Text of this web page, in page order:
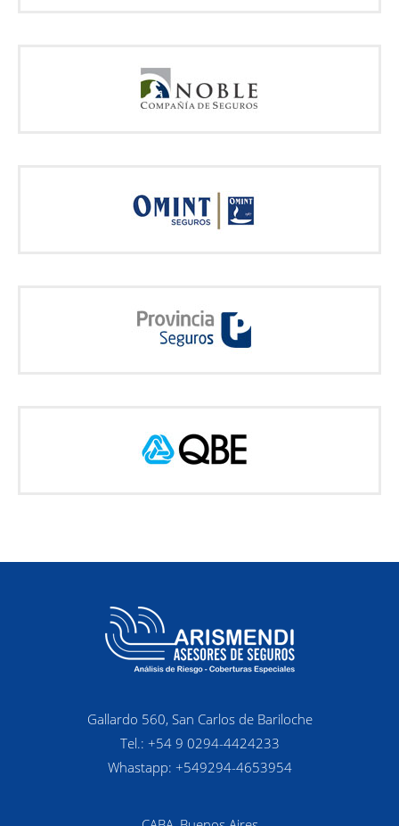
Gallardo 560, San Carlos de Bariloche
Tel.: +54 9 0294-4424233
Whastapp: +549294-4653954